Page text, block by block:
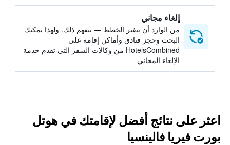
إلغاء مجاني
من الوارد أن تتغير الخطط — نتفهم ذلك. ولهذا يمكنك
البحث وحجز فنادق وأماكن إقامة على
HotelsCombined من وكالات السفر التي تقدم خدمة
الإلغاء المجاني
اعثر على نتائج أفضل لإقامتك في هوتل
بورت فيريا فالينسيا